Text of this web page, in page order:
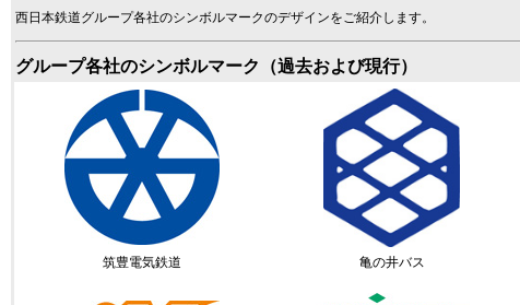
西日本鉄道グループ各社のシンボルマークのデザインをご紹介します。
グループ各社のシンボルマーク（過去および現行）
筑豊電気鉄道 亀の井バス